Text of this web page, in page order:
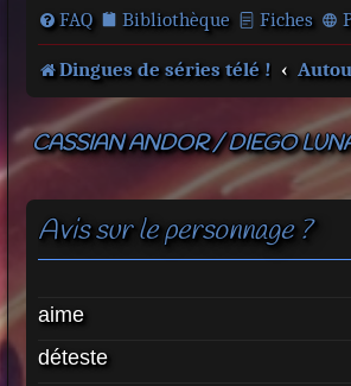
FAQ Bibliothèque Fiches
Dingues de séries télé !
CASSIAN ANDOR / DIEGO
Avis sur le personnage ?
aime
déteste